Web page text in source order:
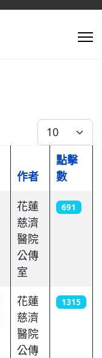
每頁顯示條數
作者
點擊
數
花蓮
慈濟
醫院
公傳
室
691
花蓮
慈濟
醫院
公傳
1315